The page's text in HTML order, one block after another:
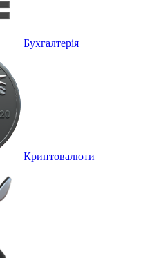
Бухгалтерія
Криптовалюти